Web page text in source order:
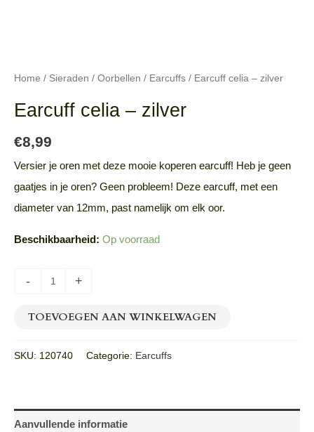
Home / Sieraden / Oorbellen / Earcuffs / Earcuff celia – zilver
Earcuff celia – zilver
€8,99
Versier je oren met deze mooie koperen earcuff! Heb je geen
gaatjes in je oren? Geen probleem! Deze earcuff, met een
diameter van 12mm, past namelijk om elk oor.
Beschikbaarheid: Op voorraad
- +
TOEVOEGEN AAN WINKELWAGEN
SKU: 120740 Categorie: Earcuffs
Aanvullende informatie